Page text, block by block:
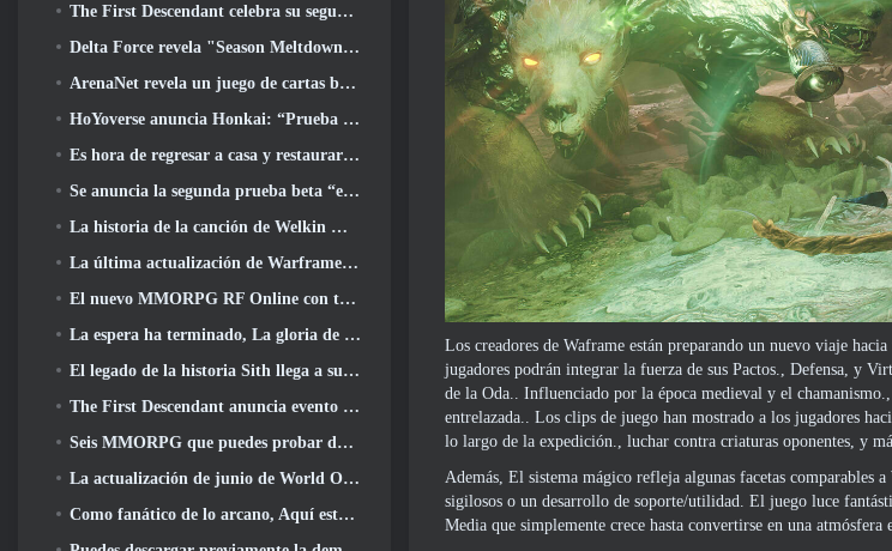
Los creadores de Waframe están preparando un nuevo viaje
jugadores podrán integrar la fuerza de sus Pactos., Defensa, y
de la Oda.. Influenciado por la época medieval y el
entrelazada.. Los clips de juego han mostrado a los jugadores
lo largo de la expedición., luchar contra criaturas oponentes, y
Además, El sistema mágico refleja algunas facetas comparables
sigilosos o un desarrollo de soporte/utilidad. El juego luce
Media que simplemente crece hasta convertirse en una
The First Descendant celebra su segundo aniversario con Descendant Fest 2026 Arroyo
Delta Force revela "Season Meltdown", Anuncia la colaboración de Rainbow Six Siege
ArenaNet revela un juego de cartas basado en Guild Wars, Atado a la niebla
HoYoverse anuncia Honkai: “Prueba de evolución” del anime Nexus
Es hora de regresar a casa y restaurar el dichoso retiro donde se encuentran los vientos
Se anuncia la segunda prueba beta “exclusiva” para los tomadores de tiempo del shooter de supervivencia en equipo
La historia de la canción de Welkin Moon de Genshin Impact llega y termina.. en la luna
La última actualización de Warframe celebra a todos los papás espaciales
El nuevo MMORPG RF Online con temática mecánica de Netmarble se lanza a nivel mundial
La espera ha terminado, La gloria de los derrotados ha regresado
El legado de la historia Sith llega a su conclusión hoy en la última actualización de SWTOR
The First Descendant anuncia evento de colaboración EVANGELION
Seis MMORPG que puedes probar durante Steam Next Fest
La actualización de junio de World Of Warships celebra el Día de la Independencia de EE. UU. con una nueva campaña narrativa
Como fanático de lo arcano, Aquí está 5 Cosas que quiero ver del MMO de Riot